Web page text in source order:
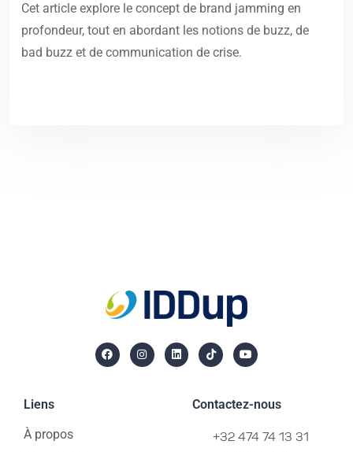
Cet article explore le concept de brand jamming en
profondeur, tout en abordant les notions de buzz, de
bad buzz et de communication de crise.
Liens
À propos
Contactez-nous
+32 474 74 13 31